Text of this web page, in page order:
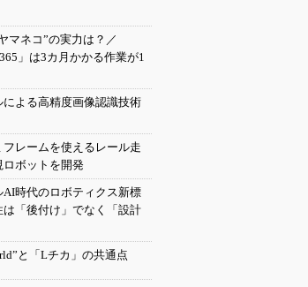
マネコ”の実力は？／
365」は3カ月かかる作業が1
による高精度画像認識技術
フレームを使えるレール走
ボットを開発
AI時代のロボティクス新標
は「後付け」でなく「設計
と「Lチカ」の共通点